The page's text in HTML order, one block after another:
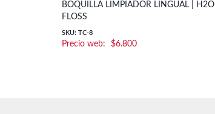
BOQUILLA LIMPIADOR LINGUAL | H2O
FLOSS
SKU: TC-8
$6.800